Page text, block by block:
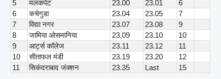
5
मलकपेट 23.00 23.01
6
6
कचेगुडा 23.04 23.05
7
7
विद्या नगर 23.07 23.08
9
8
जामिया ओसमानिया 23.09 23.10
10
9
आर्ट्स कॉलेज 23.11 23.12
11
10
सीताफल मंडी 23.19 23.20
12
11
सिकंदराबाद जंक्शन 23.35 Last
15